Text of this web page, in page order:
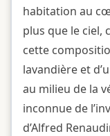
habitation au
plus que le ciel,
cette
lavandière et
au milieu de la
inconnue de
d’Alfred